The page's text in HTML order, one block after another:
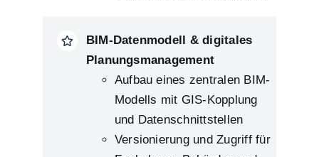
BIM-Datenmodell & digitales
Planungsmanagement
Aufbau eines zentralen BIM-
Modells mit GIS-Kopplung
und Datenschnittstellen
Versionierung und Zugriff für